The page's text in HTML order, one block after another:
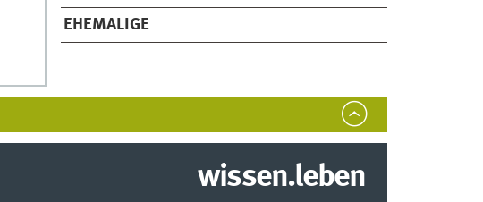
EHEMALIGE
wissen.leben